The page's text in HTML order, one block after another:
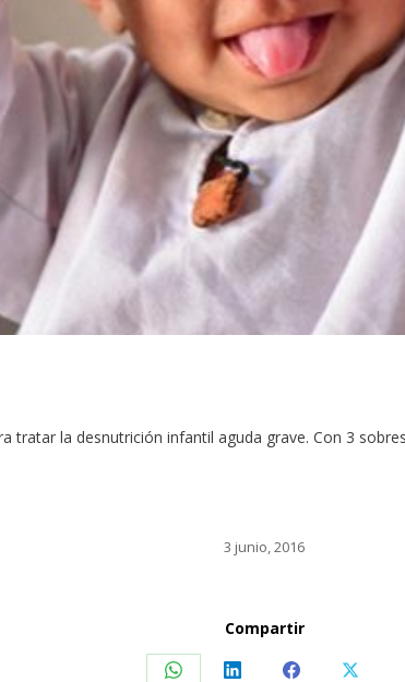
tratar la desnutrición infantil aguda grave. Con 3
3 junio, 2016
Compartir